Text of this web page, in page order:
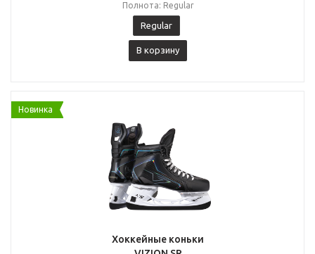
Полнота: Regular
Regular
В корзину
Новинка
Хоккейные коньки